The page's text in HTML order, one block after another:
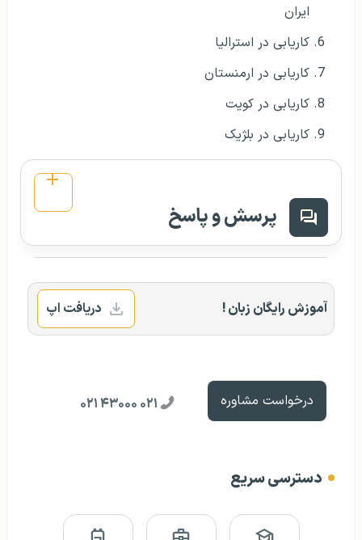
ایران
کاریابی در استرالیا
کاریابی در ارمنستان
کاریابی در کویت
کاریابی در بلژیک
پرسش و پاسخ
آموزش رایگان زبان ! دریافت اپ
درخواست مشاوره ۰۲۱ ۴۳۰۰۰ ۰۲۱
دسترسی سریع